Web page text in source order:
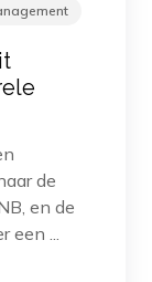
de
en de
...